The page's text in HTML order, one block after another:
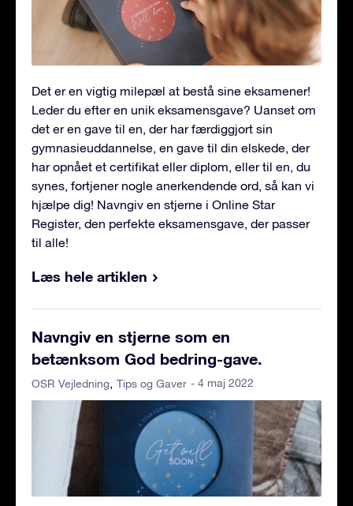
Det er en vigtig milepæl at bestå sine eksamener!
Leder du efter en unik eksamensgave? Uanset om
det er en gave til en, der har færdiggjort sin
gymnasieuddannelse, en gave til din elskede, der
har opnået et certifikat eller diplom, eller til en, du
synes, fortjener nogle anerkendende ord, så kan vi
hjælpe dig! Navngiv en stjerne i Online Star
Register, den perfekte eksamensgave, der passer
til alle!
Læs hele artiklen
Navngiv en stjerne som en
betænksom God bedring-gave.
OSR Vejledning Tips og Gaver - 4 maj 2022